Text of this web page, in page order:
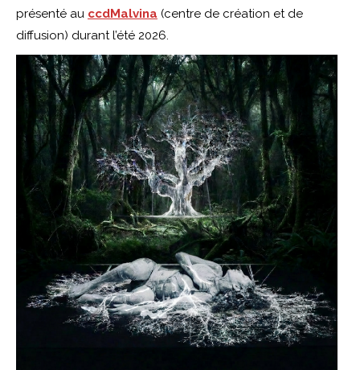
présenté au ccdMalvina (centre de création et de
diffusion) durant l’été 2026.